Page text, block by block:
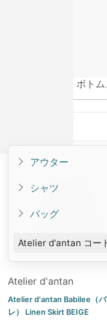
Atelier d'antan ボトム
アウター
シャツ
バッグ
Atelier d'antan コー
Atelier d'antan
Atelier d'antan Babilee（
レ） Linen Skirt BEIGE